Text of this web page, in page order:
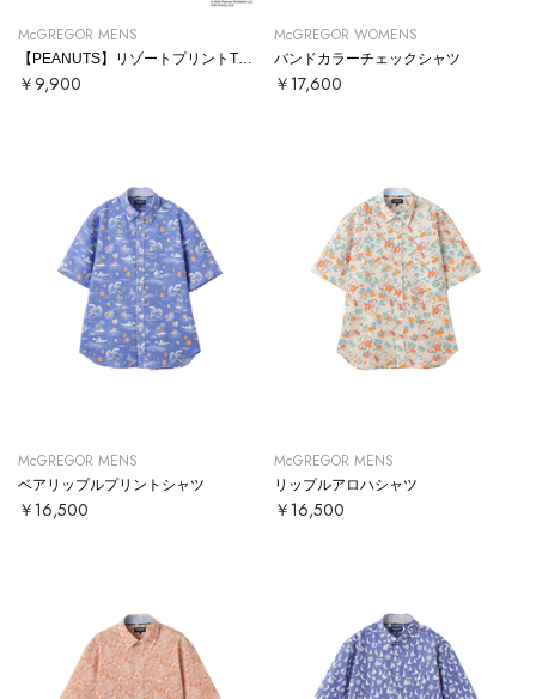
McGREGOR MENS
￥9,900
McGREGOR WOMENS
バンドカラーチェックシャツ
￥17,600
McGREGOR MENS
ベアリップルプリントシャツ
￥16,500
McGREGOR MENS
リップルアロハシャツ
￥16,500